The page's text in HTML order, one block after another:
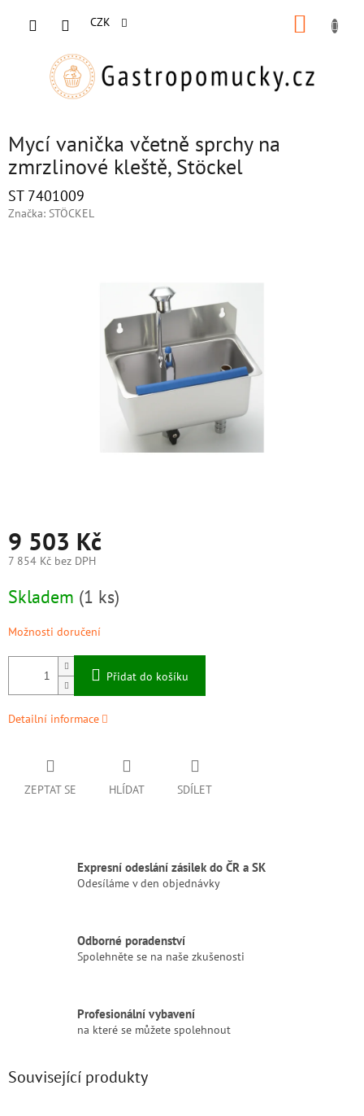
CZK
Mycí vanička včetně sprchy na
zmrzlinové kleště, Stöckel
ST 7401009
Značka: STÖCKEL
9 503 Kč
7 854 Kč bez DPH
cena:
Skladem (1 ks)
Možnosti doručení
Přidat do košíku
Detailní informace
ZEPTAT SE HLÍDAT SDÍLET
Expresní odeslání zásilek do ČR a SK
Odesíláme v den objednávky
Odborné poradenství
Spolehněte se na naše zkušenosti
Profesionální vybavení
na které se můžete spolehnout
Související produkty